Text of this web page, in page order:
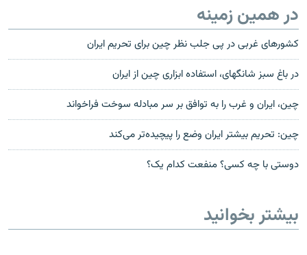
در همین زمینه
کشورهای غربی در پی جلب نظر چین برای تحریم ایران
در باغ سبز شانگهای، استفاده ابزاری چين از ايران
چین، ایران و غرب را به توافق بر سر مبادله سوخت فراخواند
چین: تحریم بیشتر ایران وضع را پیچیده‌تر می‌کند
دوستی با چه کسی؟ منفعت کدام یک؟
بیشتر بخوانید